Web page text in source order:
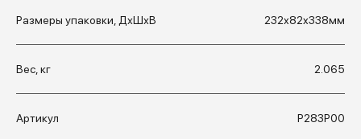
Размеры упаковки, ДхШхВ 232x82x338мм
Вес, кг 2.065
Артикул Р283Р00